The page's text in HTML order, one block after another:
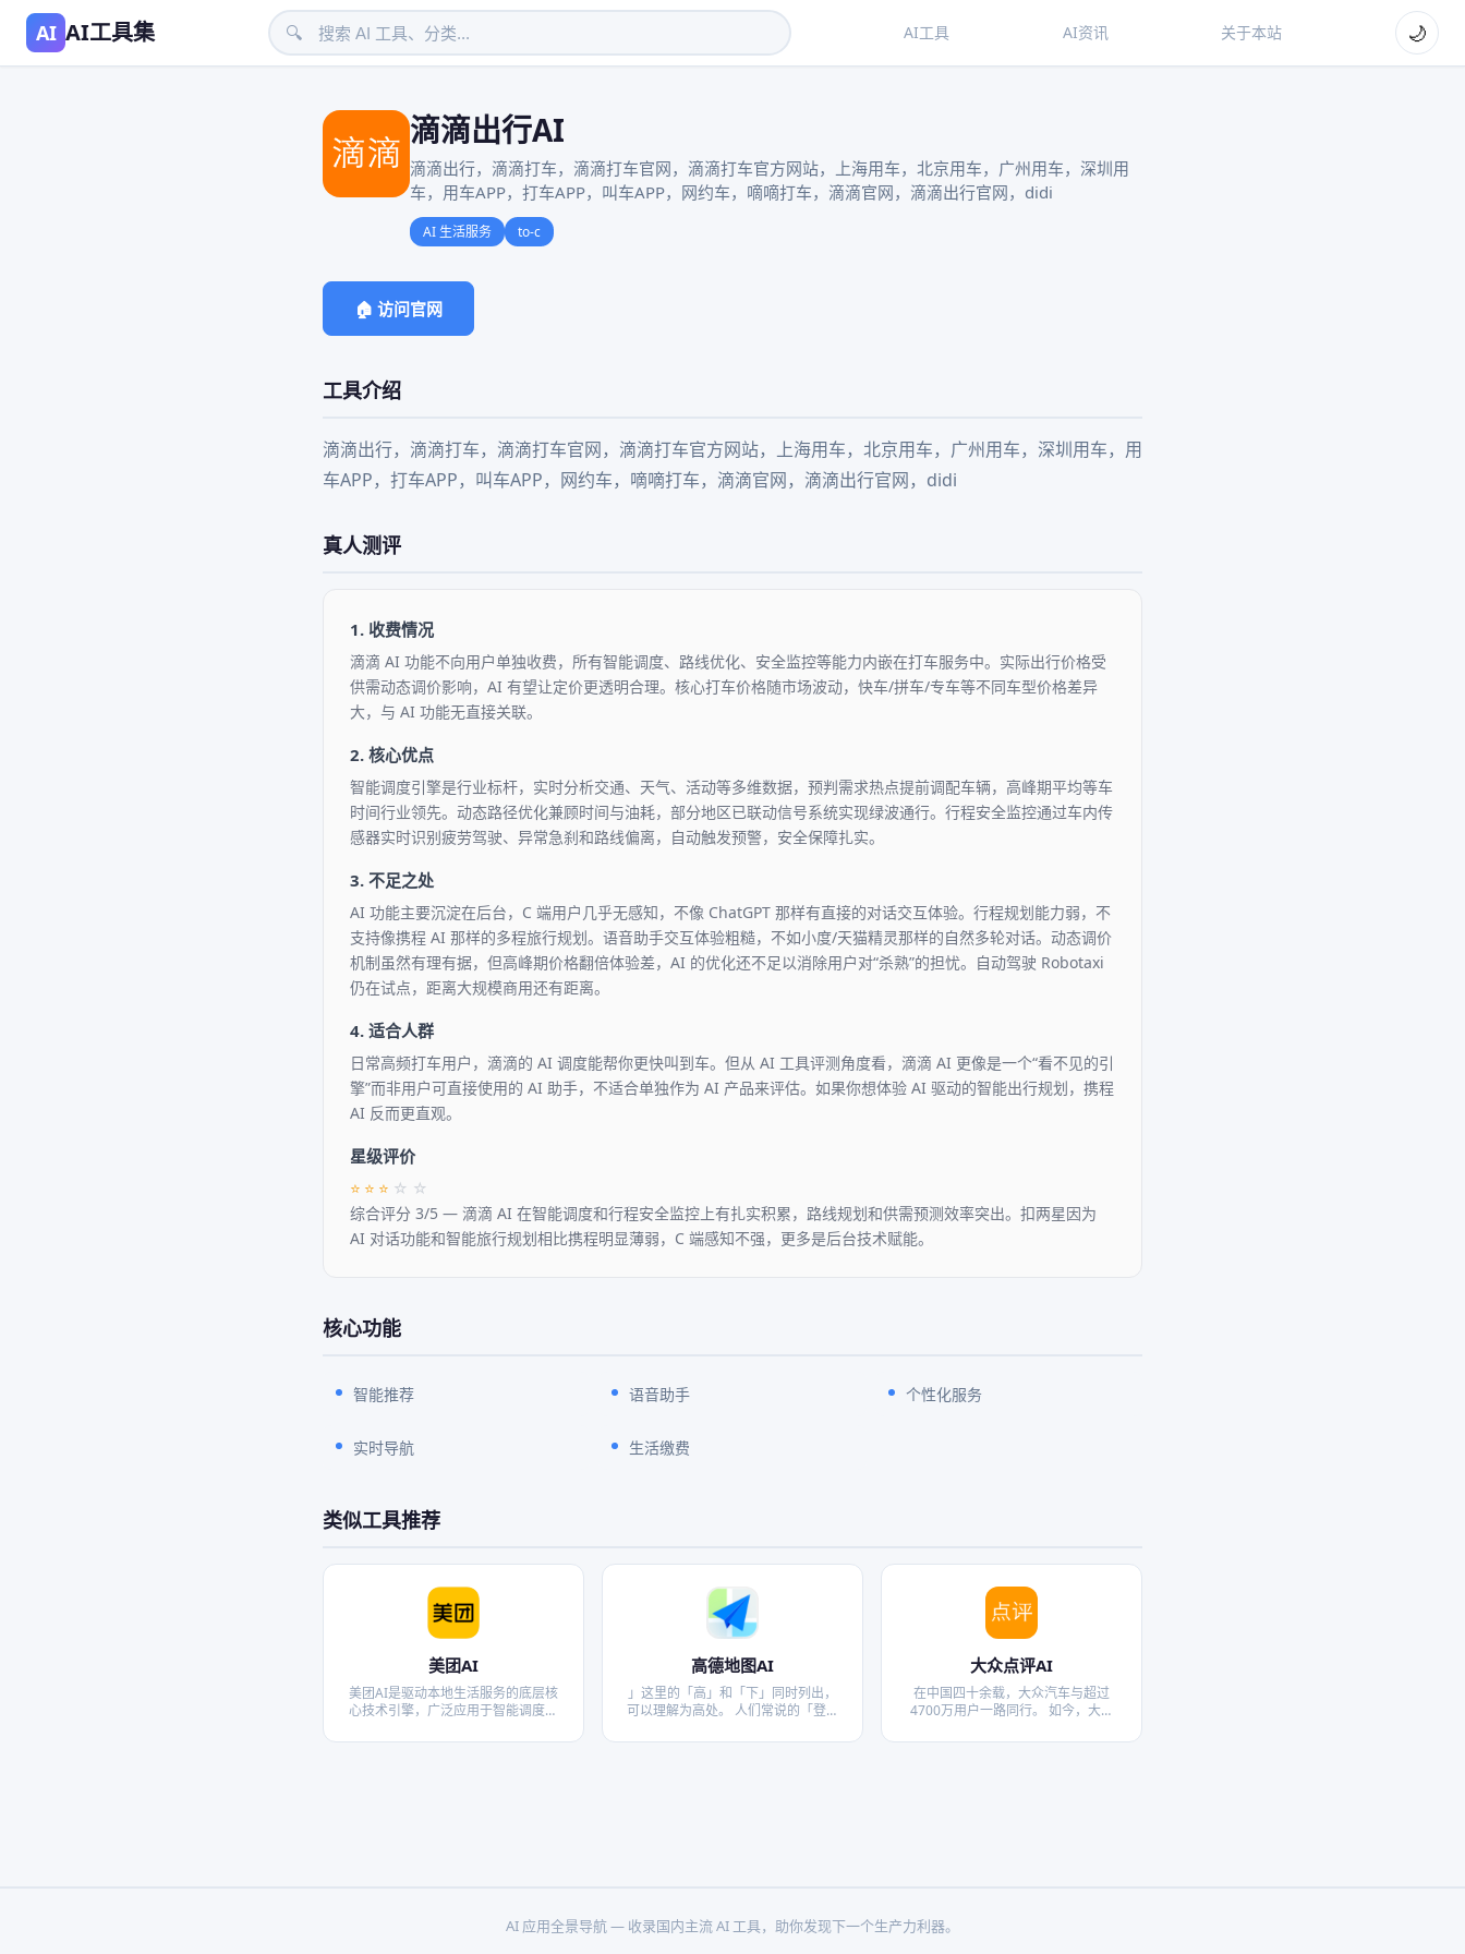
AI AI工具集 🔍 AI工具 AI资讯 关于本站 🌙
滴滴出行AI
滴滴出行，滴滴打车，滴滴打车官网，滴滴打车官方网站，上海用车，北京用车，广州用车，深圳用
车，用车APP，打车APP，叫车APP，网约车，嘀嘀打车，滴滴官网，滴滴出行官网，didi
AI 生活服务 to-c
🏠 访问官网
工具介绍
滴滴出行，滴滴打车，滴滴打车官网，滴滴打车官方网站，上海用车，北京用车，广州用车，深圳用车，用
车APP，打车APP，叫车APP，网约车，嘀嘀打车，滴滴官网，滴滴出行官网，didi
真人测评
1. 收费情况
滴滴 AI 功能不向用户单独收费，所有智能调度、路线优化、安全监控等能力内嵌在打车服务中。实际出行价格受
供需动态调价影响，AI 有望让定价更透明合理。核心打车价格随市场波动，快车/拼车/专车等不同车型价格差异
大，与 AI 功能无直接关联。
2. 核心优点
智能调度引擎是行业标杆，实时分析交通、天气、活动等多维数据，预判需求热点提前调配车辆，高峰期平均等车
时间行业领先。动态路径优化兼顾时间与油耗，部分地区已联动信号系统实现绿波通行。行程安全监控通过车内传
感器实时识别疲劳驾驶、异常急刹和路线偏离，自动触发预警，安全保障扎实。
3. 不足之处
AI 功能主要沉淀在后台，C 端用户几乎无感知，不像 ChatGPT 那样有直接的对话交互体验。行程规划能力弱，不
支持像携程 AI 那样的多程旅行规划。语音助手交互体验粗糙，不如小度/天猫精灵那样的自然多轮对话。动态调价
机制虽然有理有据，但高峰期价格翻倍体验差，AI 的优化还不足以消除用户对“杀熟”的担忧。自动驾驶 Robotaxi
仍在试点，距离大规模商用还有距离。
4. 适合人群
日常高频打车用户，滴滴的 AI 调度能帮你更快叫到车。但从 AI 工具评测角度看，滴滴 AI 更像是一个“看不见的引
擎”而非用户可直接使用的 AI 助手，不适合单独作为 AI 产品来评估。如果你想体验 AI 驱动的智能出行规划，携程
AI 反而更直观。
星级评价
⭐ ⭐ ⭐ ☆ ☆
综合评分 3/5 — 滴滴 AI 在智能调度和行程安全监控上有扎实积累，路线规划和供需预测效率突出。扣两星因为
AI 对话功能和智能旅行规划相比携程明显薄弱，C 端感知不强，更多是后台技术赋能。
核心功能
智能推荐 语音助手 个性化服务
实时导航 生活缴费
类似工具推荐
美团AI
美团AI是驱动本地生活服务的底层核
心技术引擎，广泛应用于智能调度、
数据与视觉技术极致优化用户的生活
高德地图AI
」这里的「高」和「下」同时列出，
可以理解为高处。 人们常说的「登高
「他身高两米」，这个「高」是作长
大众点评AI
在中国四十余载，大众汽车与超过
4700万用户一路同行。 如今，大众
科技」的产品，不断拓展新能源版
AI 应用全景导航 — 收录国内主流 AI 工具，助你发现下一个生产力利器。